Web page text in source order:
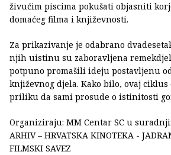
živućim piscima pokušati objasniti
domaćeg filma i književnosti.
Za prikazivanje je odabrano
njih uistinu su zaboravljena
potpuno promašili ideju postavljenu
književnog djela. Kako bilo, ovaj
priliku da sami prosude o istinitosti
Organiziraju: MM Centar SC u suradnji:
ARHIV – HRVATSKA KINOTEKA -
FILMSKI SAVEZ